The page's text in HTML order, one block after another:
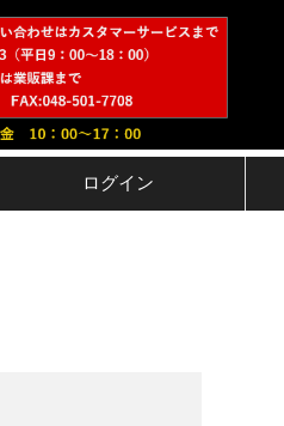
ログイン